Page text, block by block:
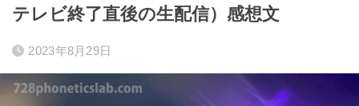
テレビ終了直後の生配信）感想文
2023年8月29日